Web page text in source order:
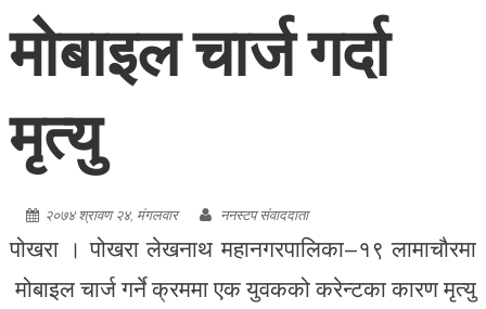
मोबाइल चार्ज गर्दा
मृत्यु
२०७४ श्रावण २४, मंगलवार ननस्टप संवाददाता
पोखरा । पोखरा लेखनाथ महानगरपालिका–१९ लामाचौरमा
मोबाइल चार्ज गर्ने क्रममा एक युवकको करेन्टका कारण मृत्यु